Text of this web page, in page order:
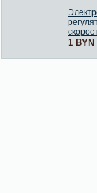
1 BYN